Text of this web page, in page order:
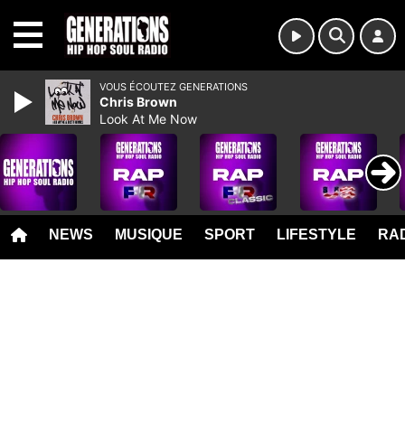
NEWS MUSIQUE SPORT LIFESTYLE
VOUS ÉCOUTEZ GENERATIONS
Chris Brown
Look At Me Now